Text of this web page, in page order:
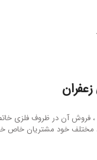
، فروش آن در ظروف فلزی
مختلف خود مشتریان خاص